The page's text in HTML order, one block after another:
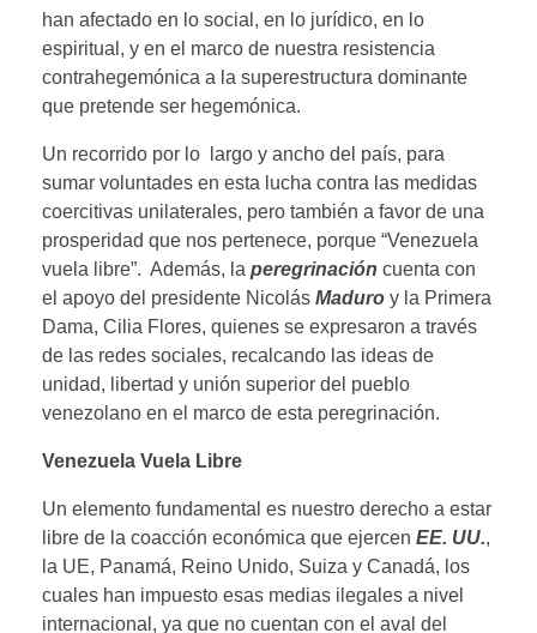
han afectado en lo social, en lo jurídico, en lo
espiritual, y en el marco de nuestra resistencia
contrahegemónica a la superestructura dominante
que pretende ser hegemónica.
Un recorrido por lo largo y ancho del país, para
sumar voluntades en esta lucha contra las medidas
coercitivas unilaterales, pero también a favor de una
prosperidad que nos pertenece, porque “Venezuela
vuela libre”. Además, la peregrinación cuenta con
el apoyo del presidente Nicolás Maduro y la Primera
Dama, Cilia Flores, quienes se expresaron a través
de las redes sociales, recalcando las ideas de
unidad, libertad y unión superior del pueblo
venezolano en el marco de esta peregrinación.
Venezuela Vuela Libre
Un elemento fundamental es nuestro derecho a estar
libre de la coacción económica que ejercen EE. UU.,
la UE, Panamá, Reino Unido, Suiza y Canadá, los
cuales han impuesto esas medias ilegales a nivel
internacional, ya que no cuentan con el aval del